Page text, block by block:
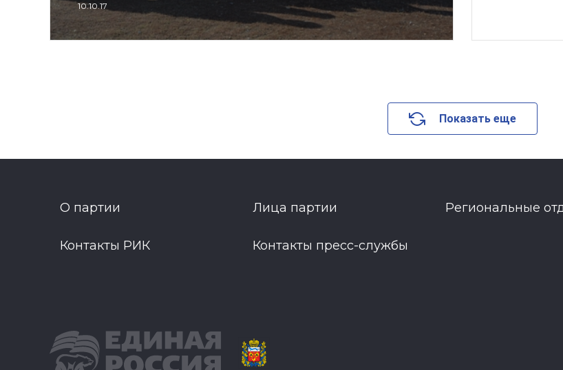
10.10.17
Показать еще
О партии Лица партии Региональные
Контакты РИК Контакты пресс-службы